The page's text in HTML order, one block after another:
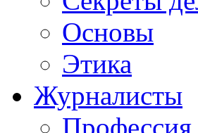
Основы
Этика
Журналисты